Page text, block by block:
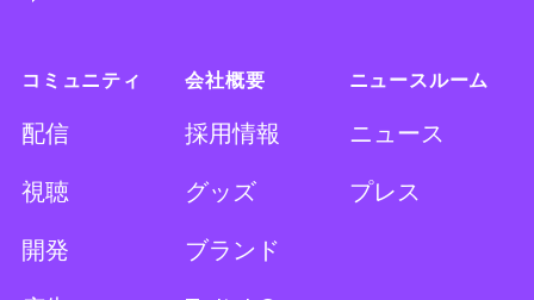
コミュニティ
配信
視聴
開発
会社概要
採用情報
グッズ
ブランド
ニュースルーム
ニュース
プレス